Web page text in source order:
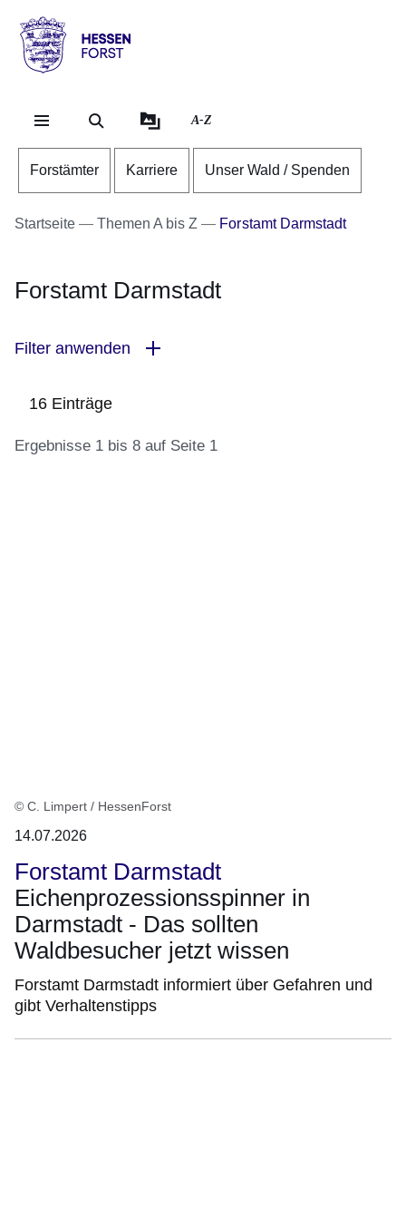
Hessen
Forst
A-Z
Forstämter Karriere Unser Wald / Spenden
Startseite Themen A bis Z Forstamt Darmstadt
Forstamt Darmstadt
Filter anwenden
16 Einträge
Ergebnisse 1 bis 8 auf Seite 1
© C. Limpert / HessenForst
14.07.2026
Forstamt Darmstadt
Eichenprozessionsspinner in
Darmstadt - Das sollten
Waldbesucher jetzt wissen
Forstamt Darmstadt informiert über Gefahren und
gibt Verhaltenstipps